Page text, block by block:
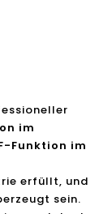
im
Funktion im
erfüllt, und
sein.